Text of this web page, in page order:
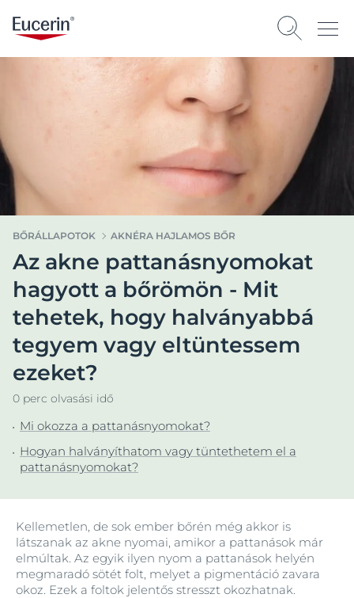
BŐRÁLLAPOTOK AKNÉRA HAJLAMOS BŐR
Az akne pattanásnyomokat
hagyott a bőrömön - Mit
tehetek, hogy halványabbá
tegyem vagy eltüntessem
ezeket?
0 perc olvasási idő
Mi okozza a pattanásnyomokat?
Hogyan halványíthatom vagy tüntethetem el a
pattanásnyomokat?
Kellemetlen, de sok ember bőrén még akkor is
látszanak az akne nyomai, amikor a pattanások már
elmúltak. Az egyik ilyen nyom a pattanások helyén
megmaradó sötét folt, melyet a pigmentáció zavara
okoz. Ezek a foltok jelentős stresszt okozhatnak.